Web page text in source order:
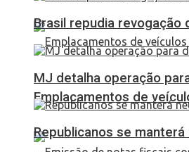
Emplacamentos de
Brasil repudia revogação
MJ detalha operação
Republicanos se